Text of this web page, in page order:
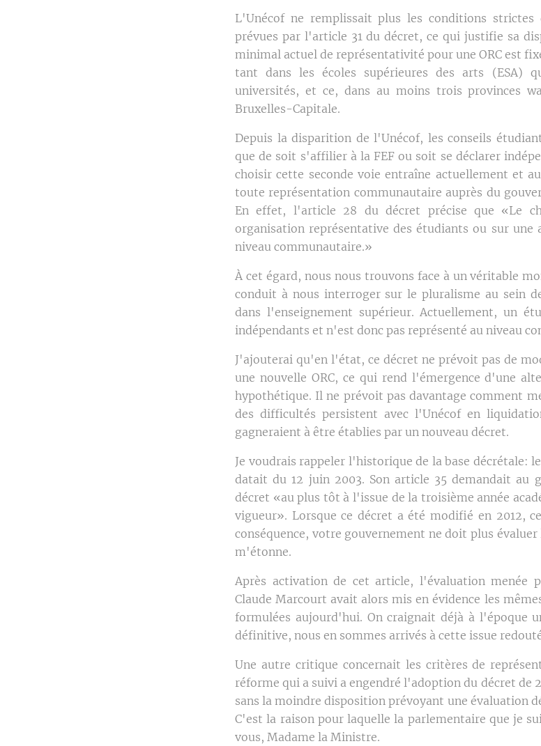
L'Unécof ne remplissait plus les conditions strictes
prévues par l'article 31 du décret, ce qui justifie sa
minimal actuel de représentativité pour une ORC est
tant dans les écoles supérieures des arts (ESA)
universités, et ce, dans au moins trois provinces
Bruxelles-Capitale.
Depuis la disparition de l'Unécof, les conseils
que de soit s'affilier à la FEF ou soit se déclarer
choisir cette seconde voie entraîne actuellement et
toute représentation communautaire auprès du
En effet, l'article 28 du décret précise que «Le
organisation représentative des étudiants ou sur une
niveau communautaire.»
À cet égard, nous nous trouvons face à un véritable
conduit à nous interroger sur le pluralisme au sein
dans l'enseignement supérieur. Actuellement, un
indépendants et n'est donc pas représenté au niveau
J'ajouterai qu'en l'état, ce décret ne prévoit pas de
une nouvelle ORC, ce qui rend l'émergence d'une
hypothétique. Il ne prévoit pas davantage comment
des difficultés persistent avec l'Unécof en
gagneraient à être établies par un nouveau décret.
Je voudrais rappeler l'historique de la base décrétale:
datait du 12 juin 2003. Son article 35 demandait au
décret «au plus tôt à l'issue de la troisième année
vigueur». Lorsque ce décret a été modifié en 2012,
conséquence, votre gouvernement ne doit plus
m'étonne.
Après activation de cet article, l'évaluation menée
Claude Marcourt avait alors mis en évidence les
formulées aujourd'hui. On craignait déjà à l'époque
définitive, nous en sommes arrivés à cette issue
Une autre critique concernait les critères de
réforme qui a suivi a engendré l'adoption du décret de
sans la moindre disposition prévoyant une évaluation
C'est la raison pour laquelle la parlementaire que je
vous, Madame la Ministre.